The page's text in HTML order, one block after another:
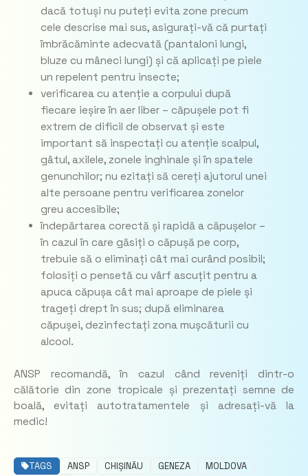
dacă totuși nu puteți evita zone precum
cele descrise mai sus, asigurați-vă că purtați
îmbrăcăminte adecvată (pantaloni lungi,
bluze cu mâneci lungi) și că aplicați pe piele
un repelent pentru insecte;
verificarea cu atenție a corpului după
fiecare ieșire în aer liber – căpușele pot fi
extrem de dificil de observat și este
important să inspectați cu atenție scalpul,
gâtul, axilele, zonele inghinale și în spatele
genunchilor; nu ezitați să cereți ajutorul unei
alte persoane pentru verificarea zonelor
greu accesibile;
îndepărtarea corectă și rapidă a căpușelor –
în cazul în care găsiți o căpușă pe corp,
trebuie să o eliminați cât mai curând posibil;
folosiți o pensetă cu vârf ascuțit pentru a
apuca căpușa cât mai aproape de piele și
trageți drept în sus; după eliminarea
căpușei, dezinfectați zona mușcăturii cu
alcool.
ANSP recomandă, în cazul când reveniți dintr-o
călătorie din zone tropicale și prezentați semne de
boală, evitați autotratamentele și adresați-vă la
medic!
TAGS ANSP CHIȘINĂU GENEZA
MOLDOVA